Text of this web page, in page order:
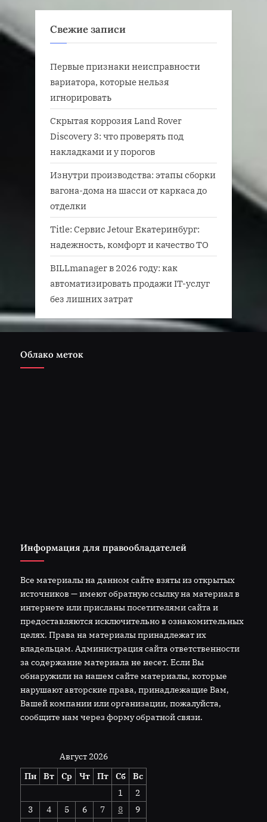
Свежие записи
Первые признаки неисправности
вариатора, которые нельзя
игнорировать
Скрытая коррозия Land Rover
Discovery 3: что проверять под
накладками и у порогов
Изнутри производства: этапы сборки
вагона-дома на шасси от каркаса до
отделки
Title: Сервис Jetour Екатеринбург:
надежность, комфорт и качество ТО
BILLmanager в 2026 году: как
автоматизировать продажи IT-услуг
без лишних затрат
Облако меток
Информация для правообладателей
Все материалы на данном сайте взяты из открытых
источников — имеют обратную ссылку на материал в
интернете или присланы посетителями сайта и
предоставляются исключительно в ознакомительных
целях. Права на материалы принадлежат их
владельцам. Администрация сайта ответственности
за содержание материала не несет. Если Вы
обнаружили на нашем сайте материалы, которые
нарушают авторские права, принадлежащие Вам,
Вашей компании или организации, пожалуйста,
сообщите нам через форму обратной связи.
Август 2026
Пн
Вт Ср Чт Пт Сб
Вс
1
2
3
4 5 6 7 8
9